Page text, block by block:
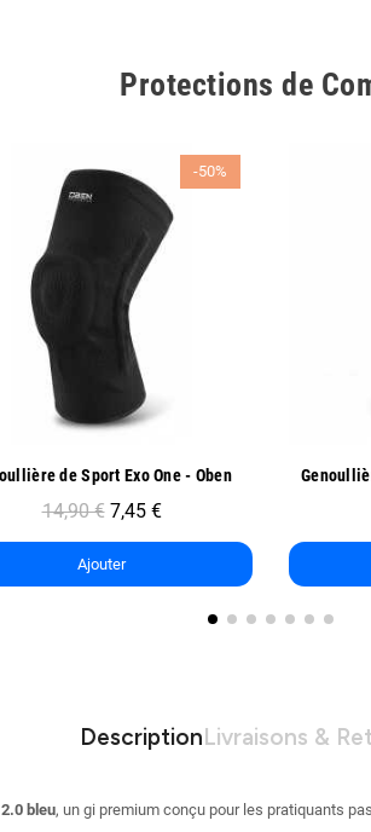
Protections de
Aperçu rapide
-50%
Genoullière Sport de Combats FlexLock - Oben
16,90 € 8,45 €
Ajouter
DescriptionLivraisons &
bleu, un gi premium conçu pour les pratiquants